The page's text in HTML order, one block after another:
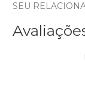
SEU